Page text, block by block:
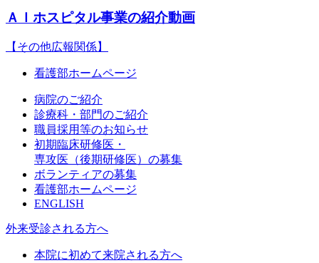
ＡＩホスピタル事業の紹介動画
【その他広報関係】
看護部ホームページ
病院のご紹介
診療科・部門のご紹介
職員採用等のお知らせ
初期臨床研修医・
専攻医（後期研修医）の募集
ボランティアの募集
看護部ホームページ
ENGLISH
外来受診される方へ
本院に初めて来院される方へ